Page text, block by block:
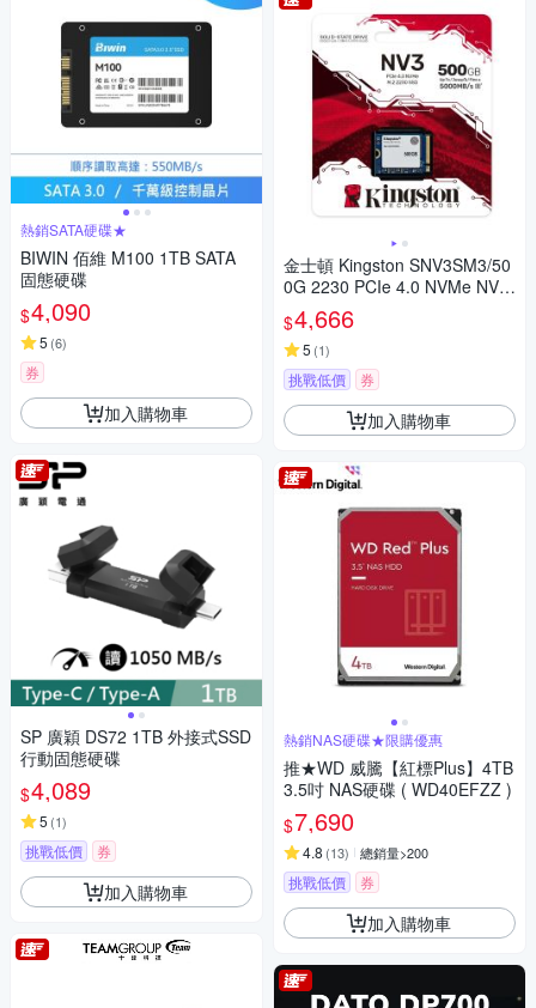
熱銷SATA硬碟★
BIWIN 佰維 M100 1TB SATA
固態硬碟
$4,090
5 (6)
券
加入購物車
SP 廣穎 DS72 1TB 外接式SSD
行動固態硬碟
$4,089
5 (1)
挑戰低價 券
加入購物車
金士頓 Kingston SNV3SM3/50
0G 2230 PCIe 4.0 NVMe NV3
SSD固態硬碟
$4,666
5 (1)
挑戰低價 券
加入購物車
熱銷NAS硬碟★限購優惠
推★WD 威騰【紅標Plus】4TB
3.5吋 NAS硬碟 ( WD40EFZZ )
$7,690
4.8 (13) 總銷量>200
挑戰低價 券
加入購物車